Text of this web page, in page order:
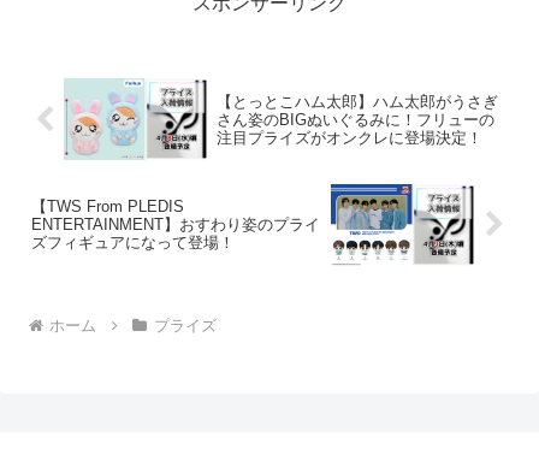
【とっとこハム太郎】ハム太郎がうさぎ
さん姿のBIGぬいぐるみに！フリューの
注目プライズがオンクレに登場決定！
【TWS From PLEDIS
ENTERTAINMENT】おすわり姿のプライ
ズフィギュアになって登場！
ホーム プライズ